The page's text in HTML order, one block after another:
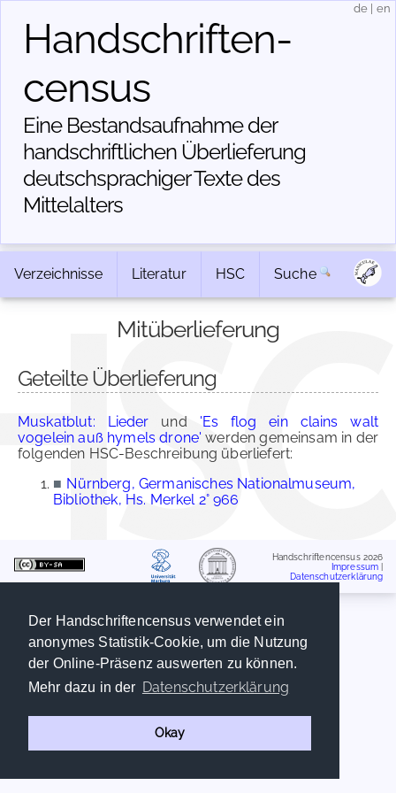
Der Handschriftencensus verwendet ein
anonymes Statistik-Cookie, um die Nutzung
der Online-Präsenz auswerten zu können.
Mehr dazu in der Datenschutzerklärung
Okay
Handschriften­
census
Eine Bestandsaufnahme der
handschriftlichen Über­lieferung
deutschsprachiger Texte des
Mittelalters
de en
Verzeichnisse Literatur HSC Suche
Mitüberlieferung
Geteilte Überlieferung
Muskatblut: Lieder und 'Es flog ein clains walt
vogelein auß hymels drone' werden gemeinsam in der
folgenden HSC-Beschreibung überliefert:
■ Nürnberg, Germanisches Nationalmuseum,
Bibliothek, Hs. Merkel 2° 966
Handschriftencensus 2026
Impressum
Datenschutzerklärung